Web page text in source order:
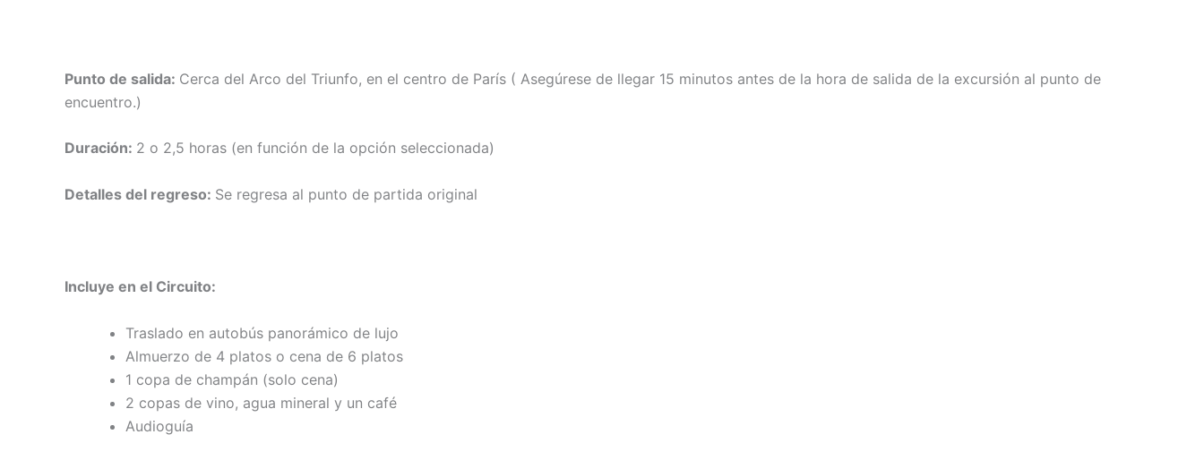
Punto de salida: Cerca del Arco del Triunfo, en el centro de París ( Asegúrese de llegar 15 minutos antes de la hora de salida de la excursión al punto de
encuentro.)
Duración: 2 o 2,5 horas (en función de la opción seleccionada)
Detalles del regreso: Se regresa al punto de partida original
Incluye en el Circuito:
Traslado en autobús panorámico de lujo
Almuerzo de 4 platos o cena de 6 platos
1 copa de champán (solo cena)
2 copas de vino, agua mineral y un café
Audioguía